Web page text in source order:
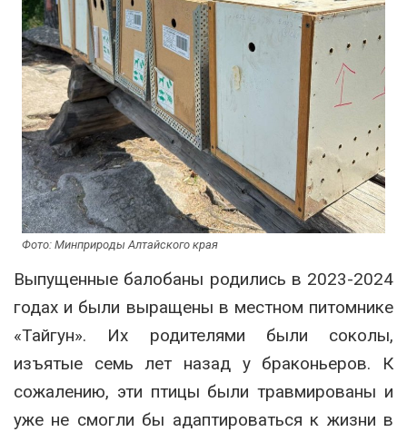
Фото: Минприроды Алтайского края
Выпущенные балобаны родились в 2023-2024
годах и были выращены в местном питомнике
«Тайгун». Их родителями были соколы,
изъятые семь лет назад у браконьеров. К
сожалению, эти птицы были травмированы и
уже не смогли бы адаптироваться к жизни в